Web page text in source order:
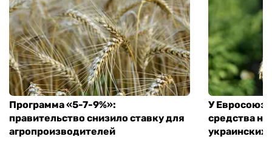
Программа «5-7-9%»:
правительство снизило ставку для
агропроизводителей
У
средства